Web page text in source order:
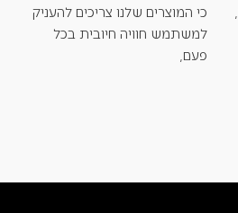
כי המוצרים שלנו צריכים להעניק
למשתמש חוויה חיובית בכל
פעם,